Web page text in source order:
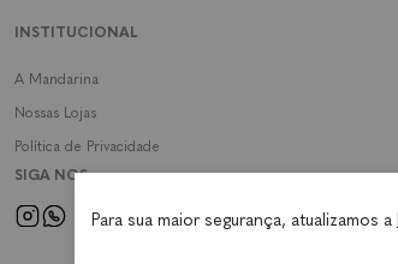
Para sua maior segurança, atualizamos a
INSTITUCIONAL
A Mandarina
Nossas Lojas
Política de Privacidade
SIGA NOS